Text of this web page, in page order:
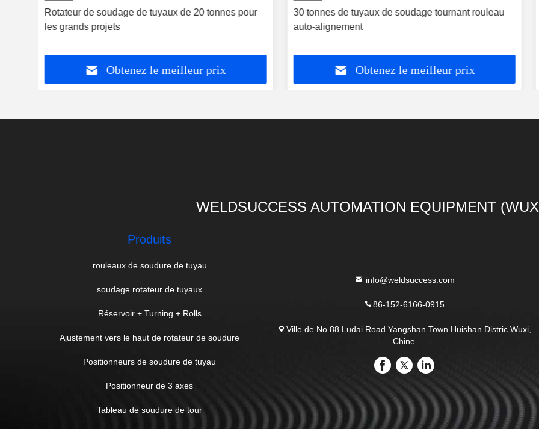
Rotateur de soudage de tuyaux de 20 tonnes pour
les grands projets
Obtenez le meilleur prix
30 tonnes de tuyaux de soudage tournant rouleau
auto-alignement
Obtenez le meilleur prix
WELDSUCCESS AUTOMATION EQUIPMENT
Produits
rouleaux de soudure de tuyau
soudage rotateur de tuyaux
Réservoir + Turning + Rolls
Ajustement vers le haut de rotateur de soudure
Positionneurs de soudure de tuyau
Positionneur de 3 axes
Tableau de soudure de tour
info@weldsuccess.com
86-152-6166-0915
Ville de No.88 Ludai Road.Yangshan Town.Huishan Distric.Wuxi,
Chine